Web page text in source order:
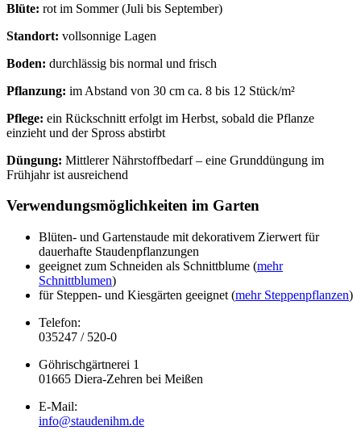
Blüte: rot im Sommer (Juli bis September)
Standort: vollsonnige Lagen
Boden: durchlässig bis normal und frisch
Pflanzung: im Abstand von 30 cm ca. 8 bis 12 Stück/m²
Pflege: ein Rückschnitt erfolgt im Herbst, sobald die Pflanze
einzieht und der Spross abstirbt
Düngung: Mittlerer Nährstoffbedarf – eine Grunddüngung im
Frühjahr ist ausreichend
Verwendungsmöglichkeiten im Garten
Blüten- und Gartenstaude mit dekorativem Zierwert für
dauerhafte Staudenpflanzungen
geeignet zum Schneiden als Schnittblume (mehr
Schnittblumen)
für Steppen- und Kiesgärten geeignet (mehr Steppenpflanzen)
Telefon:
035247 / 520-0
Göhrischgärtnerei 1
01665 Diera-Zehren bei Meißen
E-Mail:
info@staudenihm.de